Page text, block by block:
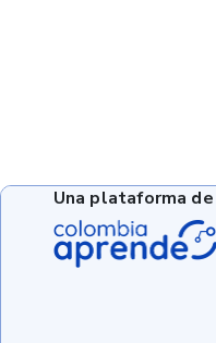
Una plataforma de